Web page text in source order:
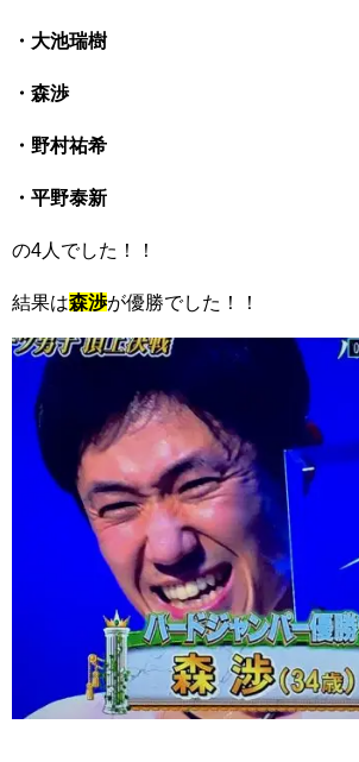
・大池瑞樹
・森渉
・野村祐希
・平野泰新
の4人でした！！
結果は森渉が優勝でした！！